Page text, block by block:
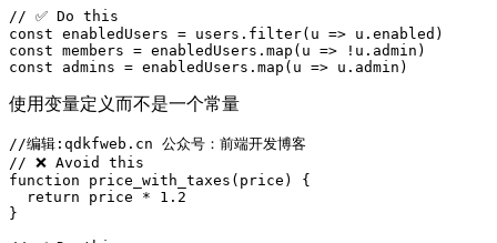
// ✅ Do this
const enabledUsers = users.filter(u => u.enabled)
const members = enabledUsers.map(u => !u.admin)
使用变量定义而不是一个常量
//编辑:qdkfweb.cn 公众号：前端开发博客
function price_with_taxes(price) {
return price * 1.2
}